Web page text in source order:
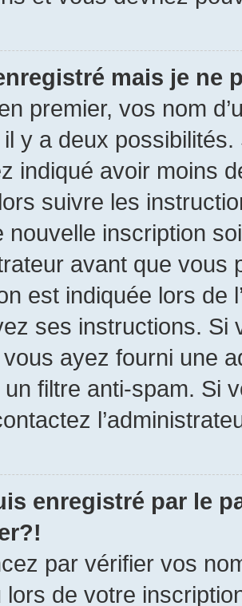
mais je ne
premier, vos nom
y a deux
indiqué avoir moins
suivre les
nouvelle inscription
avant que
est indiquée lors de
ses instructions. Si
ayez fourni une
filtre anti-spam. Si
enregistré par le
par vérifier vos
lors de votre